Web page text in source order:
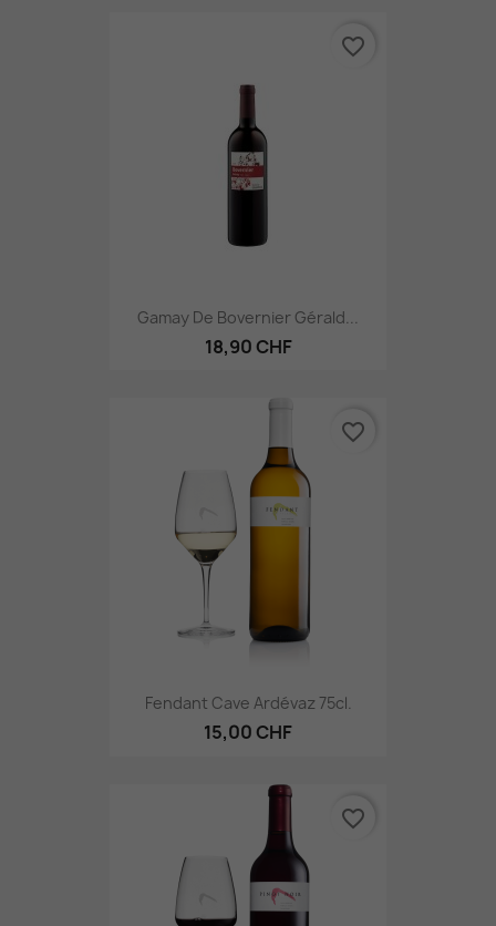
Gamay De Bovernier Gérald...
18,90 CHF
favorite_border
Fendant Cave Ardévaz 75cl.
15,00 CHF
favorite_border
favorite_border